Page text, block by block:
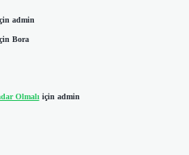
admin
Bora
Olmalıiçin admin